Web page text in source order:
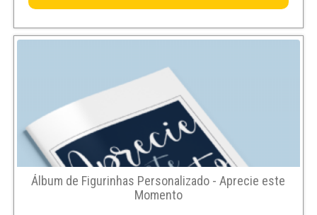
Álbum de Figurinhas Personalizado - Aprecie este
Momento